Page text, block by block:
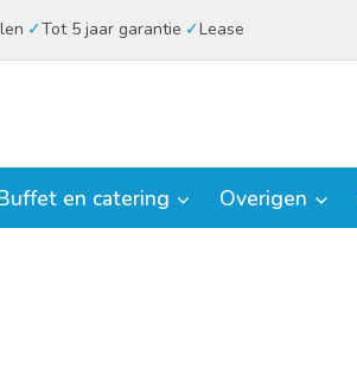
Tot 5 jaar garantie Lease
en catering Overigen